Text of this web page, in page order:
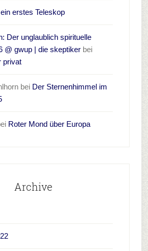
erstes Teleskop
Der unglaublich spirituelle
@ gwup | die skeptikerbei
privat
bei Der Sternenhimmel im
Roter Mond über Europa
Archive